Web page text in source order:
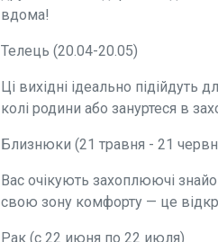
вдома!
Телець (20.04-20.05)
Ці вихідні ідеально підійдуть
колі родини або зануртеся в
Близнюки (21 травня - 21
Вас очікують захоплюючі
свою зону комфорту — це
Рак (с 22 июня по 22 июля)